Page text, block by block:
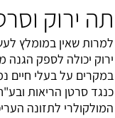
תה ירוק
למרות שאין במומלץ
ירוק יכולה לספק הגנה
במקרים על בעלי חיים